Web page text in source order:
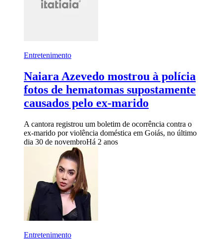
Entretenimento
Naiara Azevedo mostrou à polícia
fotos de hematomas supostamente
causados pelo ex-marido
A cantora registrou um boletim de ocorrência contra o
ex-marido por violência doméstica em Goiás, no último
dia 30 de novembroHá 2 anos
Entretenimento